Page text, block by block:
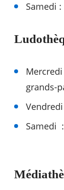
Samedi
grands-
Samedi